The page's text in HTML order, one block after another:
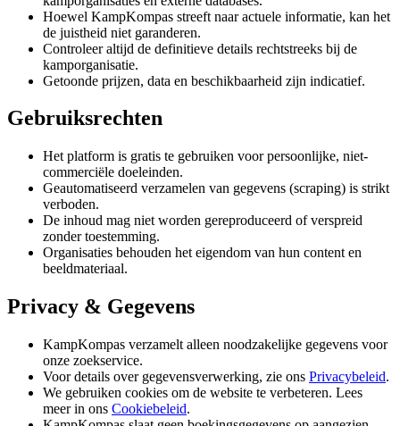
Hoewel KampKompas streeft naar actuele informatie, kan het
de juistheid niet garanderen.
Controleer altijd de definitieve details rechtstreeks bij de
kamporganisatie.
Getoonde prijzen, data en beschikbaarheid zijn indicatief.
Gebruiksrechten
Het platform is gratis te gebruiken voor persoonlijke, niet-
commerciële doeleinden.
Geautomatiseerd verzamelen van gegevens (scraping) is strikt
verboden.
De inhoud mag niet worden gereproduceerd of verspreid
zonder toestemming.
Organisaties behouden het eigendom van hun content en
beeldmateriaal.
Privacy & Gegevens
KampKompas verzamelt alleen noodzakelijke gegevens voor
onze zoekservice.
Voor details over gegevensverwerking, zie ons Privacybeleid.
We gebruiken cookies om de website te verbeteren. Lees
meer in ons Cookiebeleid.